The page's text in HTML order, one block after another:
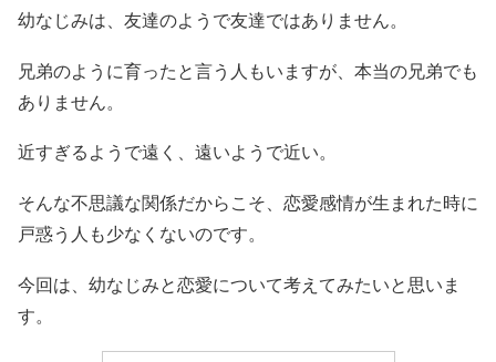
幼なじみは、友達のようで友達ではありません。
兄弟のように育ったと言う人もいますが、本当の兄弟でも
ありません。
近すぎるようで遠く、遠いようで近い。
そんな不思議な関係だからこそ、恋愛感情が生まれた時に
戸惑う人も少なくないのです。
今回は、幼なじみと恋愛について考えてみたいと思いま
す。